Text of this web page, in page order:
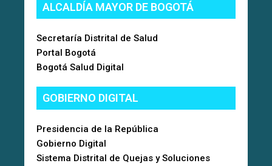
ALCALDÍA MAYOR DE BOGOTÁ
Secretaría Distrital de Salud
Portal Bogotá
Bogotá Salud Digital
GOBIERNO DIGITAL
Presidencia de la República
Gobierno Digital
Sistema Distrital de Quejas y Soluciones